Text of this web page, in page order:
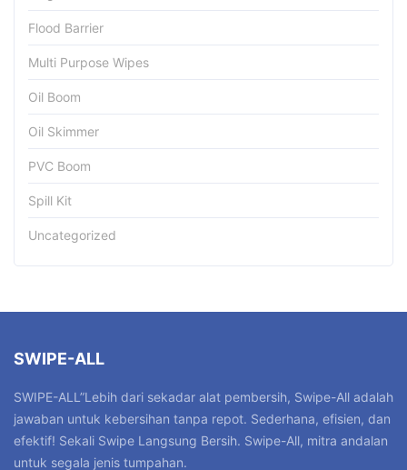
Flood Barrier
Multi Purpose Wipes
Oil Boom
Oil Skimmer
PVC Boom
Spill Kit
Uncategorized
SWIPE-ALL
SWIPE-ALL”Lebih dari sekadar alat pembersih, Swipe-All adalah
jawaban untuk kebersihan tanpa repot. Sederhana, efisien, dan
efektif! Sekali Swipe Langsung Bersih. Swipe-All, mitra andalan
untuk segala jenis tumpahan.